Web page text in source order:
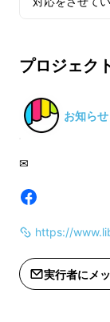
※iPhoneX
あなたのプ
ていません。
プロジェク
お知らせ
✉
https://
実行者にメ